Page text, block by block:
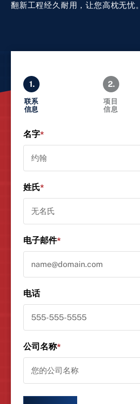
翻新工程经久耐用，让您高枕无忧。
1.
联系
信息
2.
项目
信息
名字*
姓氏*
电子邮件*
电话
公司名称*